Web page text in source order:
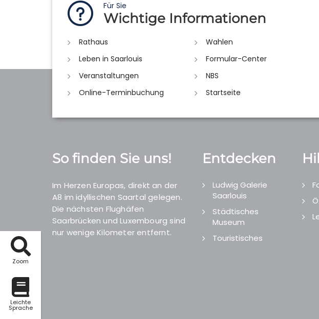
Zoom
Leichte
Sprache
Für Sie
Wichtige Informationen
Rathaus
Wahlen
Leben in Saarlouis
Formular-Center
Veranstaltungen
NBS
Online-Terminbuchung
Startseite
So finden Sie uns!
Im Herzen Europas, direkt an der
A8 im idyllischen Saartal gelegen.
Die nächsten Flughäfen
Saarbrücken und Luxembourg sind
nur wenige Kilometer entfernt.
Entdecken
Ludwig Galerie
Saarlouis
Städtisches
Museum
Touristisches